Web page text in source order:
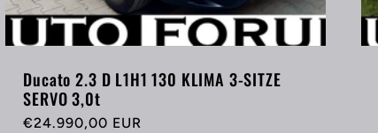
Ducato 2.3 D L1H1 130 KLIMA 3-SITZE
SERVO 3,0t
Normaler
€24.990,00 EUR